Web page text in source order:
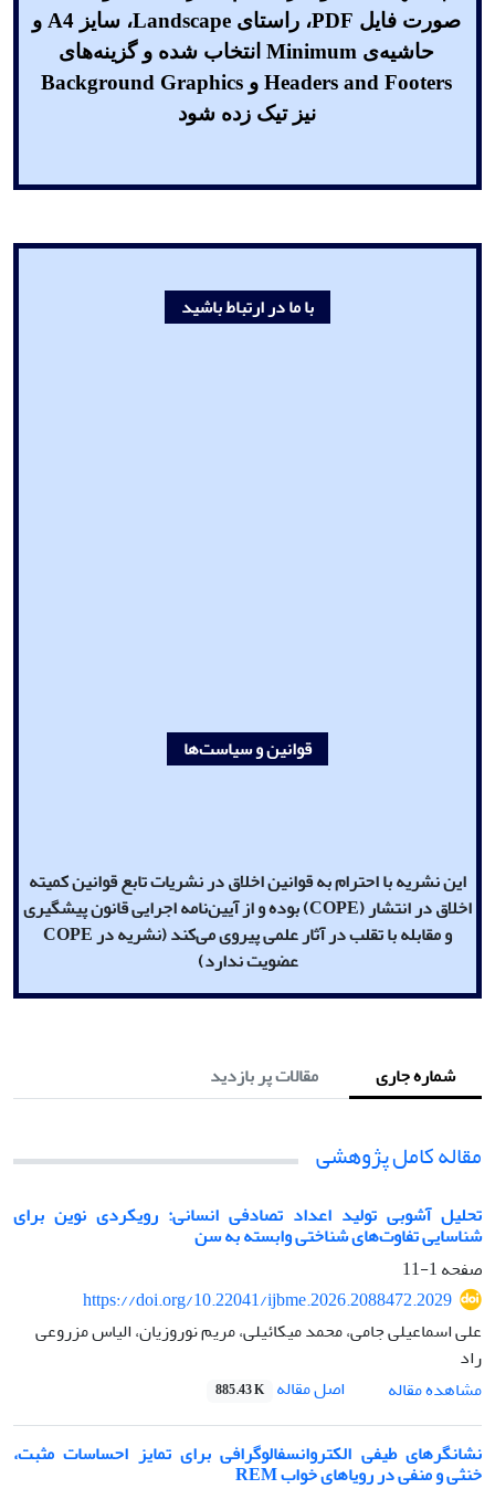
صورت فایل PDF، راستای Landscape، سایز A4 و
حاشیه‌ی Minimum انتخاب شده و گزینه‌های
Headers and Footers و Background Graphics
نیز تیک زده شود
با ما در ارتباط باشید
قوانین و سیاست‌ها
این نشریه با احترام به قوانین اخلاق در نشریات تابع قوانین کمیته
اخلاق در انتشار(COPE)بوده و از آیین‌نامه اجرایی قانون پیشگیری
و مقابله با تقلب در آثار علمی پیروی می‌کند
(نشریه در COPE
عضویت ندارد)
شماره جاری مقالات پر بازدید
مقاله کامل پژوهشی
تحلیل آشوبی تولید اعداد تصادفی انسانی: رویکردی نوین برای
شناسایی تفاوت‌های شناختی وابسته به سن
صفحه1-11
https://doi.org/10.22041/ijbme.2026.2088472.2029
علی اسماعیلی جامی، محمد میکائیلی، مریم نوروزیان، الیاس مزروعی
راد
مشاهده مقاله
اصل مقاله 885.43 K
نشانگرهای طیفی الکتروانسفالوگرافی برای تمایز احساسات مثبت،
خنثی و منفی در رویاهای خواب REM